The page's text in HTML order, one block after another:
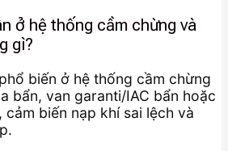
ở hệ thống cầm chừng và
gì?
biến ở hệ thống cầm chừng
bẩn, van garanti/IAC bẩn hoặc
biến nạp khí sai lệch và